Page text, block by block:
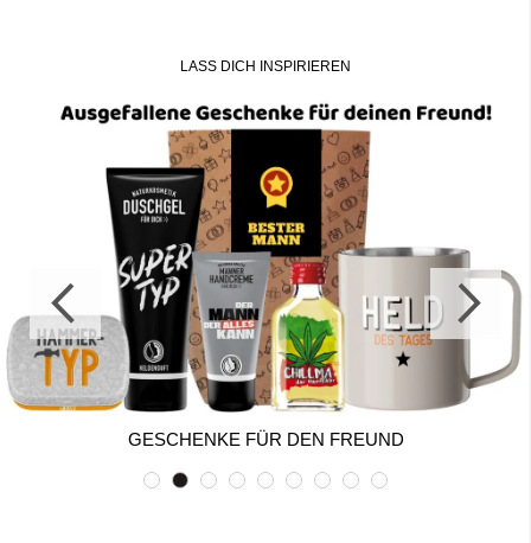
LASS DICH INSPIRIEREN
GESCHENKE FÜR DEN FREUND